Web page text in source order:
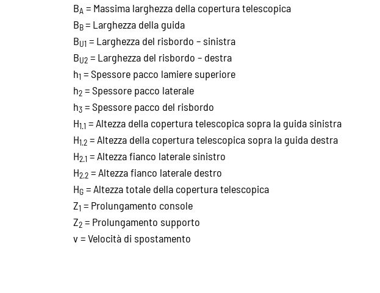
BA = Massima larghezza della copertura telescopica
BB= Larghezza della guida
BU1 = Larghezza del risbordo – sinistra
BU2= Larghezza del risbordo – destra
h1 = Spessore pacco lamiere superiore
h2= Spessore pacco laterale
h3= Spessore pacco del risbordo
H1.1 = Altezza della copertura telescopica sopra la guida sinistra
H1.2= Altezza della copertura telescopica sopra la guida destra
H2.1 = Altezza fianco laterale sinistro
H2.2= Altezza fianco laterale destro
HG= Altezza totale della copertura telescopica
Z1 = Prolungamento console
Z2= Prolungamento supporto
v = Velocità di spostamento